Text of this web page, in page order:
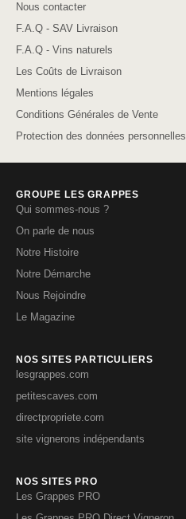
Nous contacter
F.A.Q - SAV Livraison
F.A.Q - Vins naturels
Les Coûts de Livraison
Mentions légales
Conditions Générales de Vente
Protection des données personnelles
GROUPE LES GRAPPES
Qui sommes-nous ?
On parle de nous
Notre Histoire
Notre Démarche
Nous Rejoindre
Le Magazine
NOS SITES PARTICULIERS
lesgrappes.com
petitescaves.com
directpropriete.com
site vignerons indépendants
NOS SITES PRO
Les Grappes PRO